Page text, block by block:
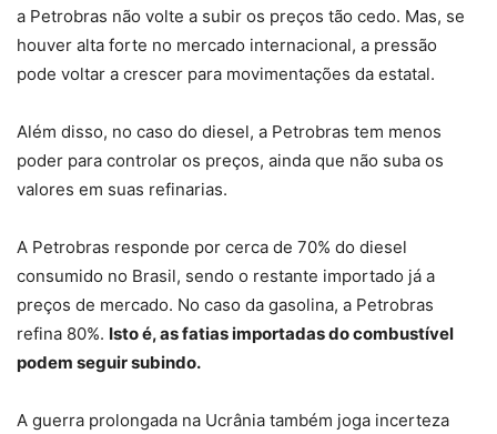
a Petrobras não volte a subir os preços tão cedo. Mas, se
houver alta forte no mercado internacional, a pressão
pode voltar a crescer para movimentações da estatal.
Além disso, no caso do diesel, a Petrobras tem menos
poder para controlar os preços, ainda que não suba os
valores em suas refinarias.
A Petrobras responde por cerca de 70% do diesel
consumido no Brasil, sendo o restante importado já a
preços de mercado. No caso da gasolina, a Petrobras
refina 80%. Isto é, as fatias importadas do combustível
podem seguir subindo.
A guerra prolongada na Ucrânia também joga incerteza